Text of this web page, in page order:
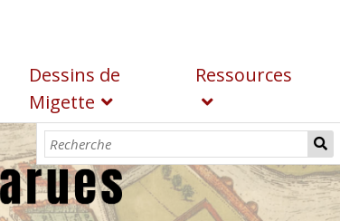
Dessins de
Migette
Ressources